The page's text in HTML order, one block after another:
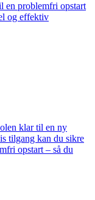
en problemfri opstart
og effektiv
klar til en ny
tilgang kan du sikre
opstart – så du